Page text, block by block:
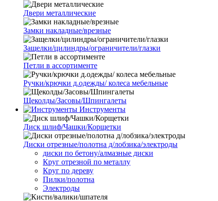
Двери металлические
Замки накладные/врезные
Защелки/цилиндры/ограничители/глазки
Петли в ассортименте
Ручки/крючки д.одежды/ колеса мебельные
Щеколды/Засовы/Шпингалеты
Инструменты
Диск шлиф/Чашки/Корщетки
Диски отрезные/полотна д/лобзика/электроды
диски по бетону/алмазные диски
Круг отрезной по металлу
Круг по дереву
Пилки/полотна
Электроды